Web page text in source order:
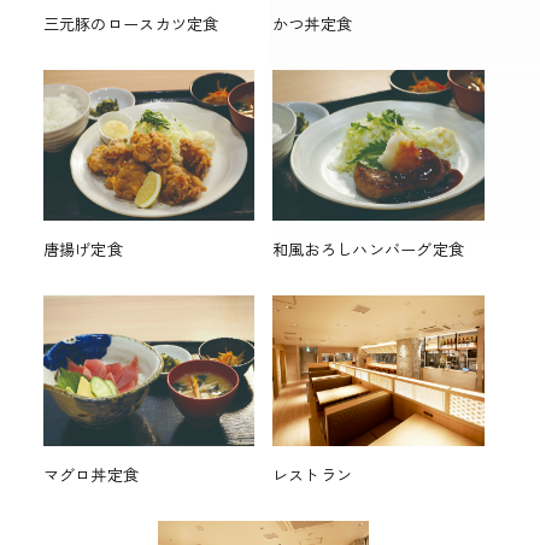
三元豚のロースカツ定食 かつ丼定食
唐揚げ定食 和風おろしハンバーグ定食
マグロ丼定食 レストラン